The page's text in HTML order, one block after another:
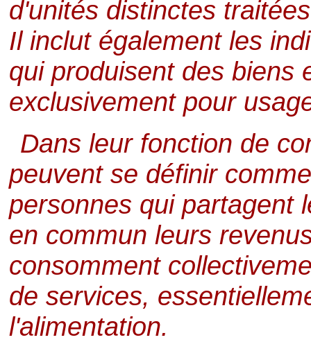
d'unités distinctes
Il inclut également les
qui produisent des biens
exclusivement pour
Dans leur fonction de
peuvent se définir
personnes qui partagent
en commun leurs
consomment
de services,
l'alimentation.